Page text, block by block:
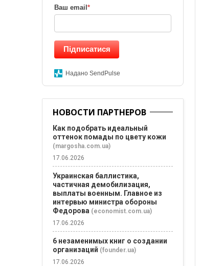
Ваш email *
Підписатися
Надано SendPulse
НОВОСТИ ПАРТНЕРОВ
Как подобрать идеальный
оттенок помады по цвету кожи
(margosha.com.ua)
17.06.2026
Украинская баллистика,
частичная демобилизация,
выплаты военным. Главное из
интервью министра обороны
Федорова (economist.com.ua)
17.06.2026
6 незаменимых книг о создании
организаций (founder.ua)
17.06.2026